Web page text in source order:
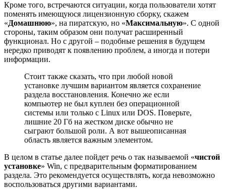
Кроме того, встречаются ситуации, когда пользователи хотят
поменять имеющуюся лицензионную сборку, скажем
«Домашнюю», на пиратскую, но «Максимальную». С одной
стороны, таким образом они получат расширенный
функционал. Но с другой – подобные решения в будущем
нередко приводят к появлению проблем, а иногда и потери
информации.
Стоит также сказать, что при любой новой
установке лучшим вариантом является сохранение
раздела восстановления. Конечно же если
компьютер не был куплен без операционной
системы или только с Linux или DOS. Поверьте,
лишние 20 Гб на жестком диске обычно не
сыграют большой роли. А вот вышеописанная
область является важным элементом.
В целом в статье далее пойдет речь о так называемой «чистой
установке» Win, с предварительным форматированием
раздела. Это рекомендуется осуществлять, когда невозможно
воспользоваться другими вариантами.